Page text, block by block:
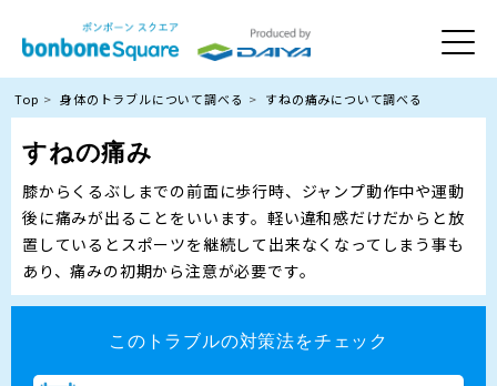
Top 身体のトラブルについて調べる すねの痛みについて調べる
すねの痛み
膝からくるぶしまでの前面に歩行時、ジャンプ動作中や運動
後に痛みが出ることをいいます。軽い違和感だけだからと放
置しているとスポーツを継続して出来なくなってしまう事も
あり、痛みの初期から注意が必要です。
このトラブルの対策法をチェック